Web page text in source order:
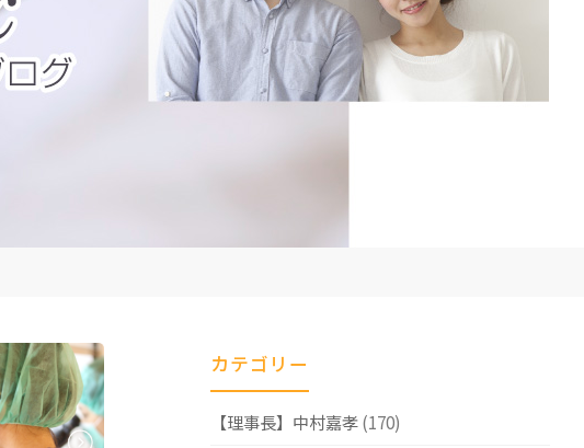
カテゴリー
【理事長】中村嘉孝(170)